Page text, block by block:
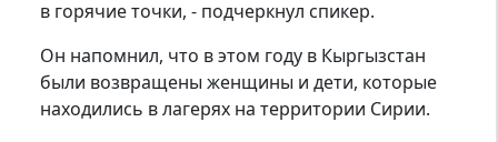
в горячие точки, - подчеркнул спикер.
Он напомнил, что в этом году в Кыргызстан
были возвращены женщины и дети, которые
находились в лагерях на территории Сирии.